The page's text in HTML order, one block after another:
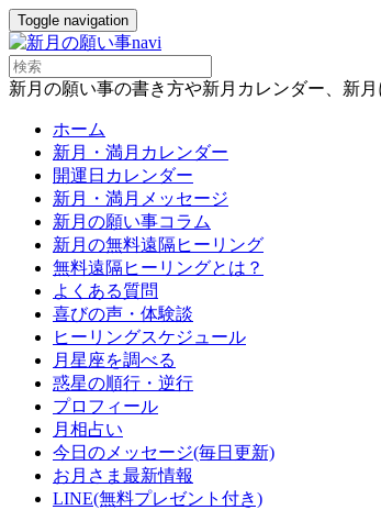
Toggle navigation
新月の願い事の書き方や新月カレンダー、新
ホーム
新月・満月カレンダー
開運日カレンダー
新月・満月メッセージ
新月の願い事コラム
新月の無料遠隔ヒーリング
無料遠隔ヒーリングとは？
よくある質問
喜びの声・体験談
ヒーリングスケジュール
月星座を調べる
惑星の順行・逆行
プロフィール
月相占い
今日のメッセージ(毎日更新)
お月さま最新情報
LINE(無料プレゼント付き)